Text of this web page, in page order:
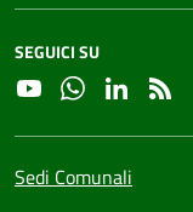
SEGUICI SU
YouTubeWhatsapp
Linkedin
Sedi Comunali